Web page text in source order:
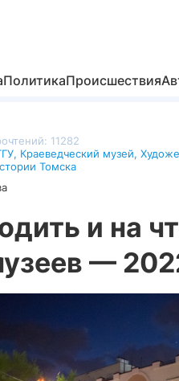
ПолитикаПроисшествия
11282
, Краеведческий музей,
Томска
и на
—